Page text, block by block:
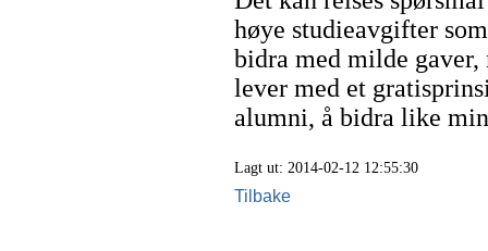
høye studieavgifter
bidra med milde gaver,
lever med et
alumni, å bidra like
Lagt ut: 2014-02-12 12:55:30
Tilbake